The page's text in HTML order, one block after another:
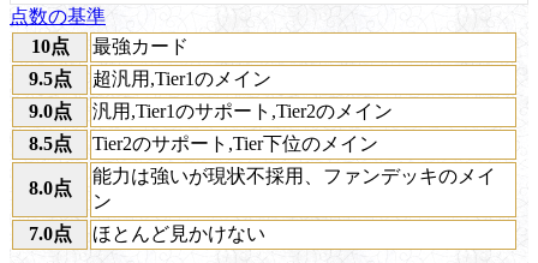
点数の基準
10点
最強カード
9.5点
超汎用,Tier1のメイン
9.0点
汎用,Tier1のサポート,Tier2のメイン
8.5点
Tier2のサポート,Tier下位のメイン
8.0点
能力は強いが現状不採用、ファンデッキのメイ
ン
7.0点
ほとんど見かけない